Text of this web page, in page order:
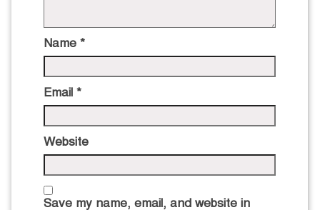
Name *
Email *
Website
Save my name, email, and website in